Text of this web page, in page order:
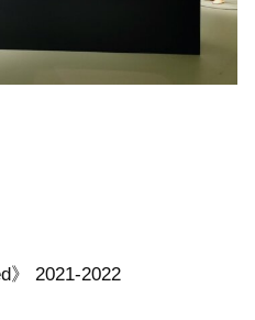
2021-2022